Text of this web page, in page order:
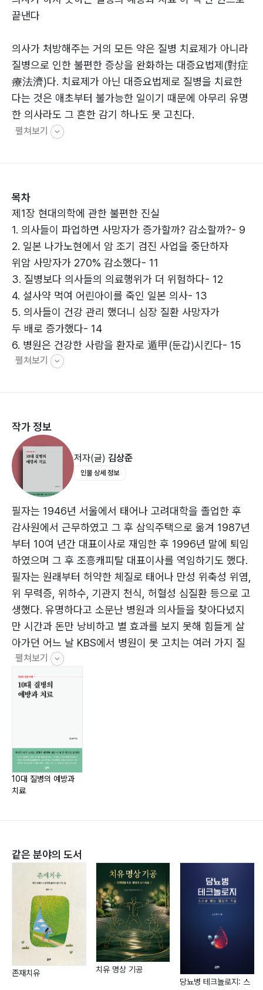
끝낸다
의사가 처방해주는 거의 모든 약은 질병 치료제가 아니라
질병으로 인한 불편한 증상을 완화하는 대증요법제(對症
療法濟)다. 치료제가 아닌 대증요법제로 질병을 치료한
다는 것은 애초부터 불가능한 일이기 때문에 아무리 유명
한 의사라도 그 흔한 감기 하나도 못 고친다.
펼쳐보기
목차
제1장 현대의학에 관한 불편한 진실
1. 의사들이 파업하면 사망자가 증가할까? 감소할까?- 9
2. ‌일본 나가노현에서 암 조기 검진 사업을 중단하자
위암 사망자가 270% 감소했다- 11
3. 질병보다 의사들의 의료행위가 더 위험하다- 12
4. 설사약 먹여 어린아이를 죽인 일본 의사- 13
5. ‌의사들이 건강 관리 했더니 심장 질환 사망자가
두 배로 증가했다- 14
6. 병원은 건강한 사람을 환자로 遁甲(둔갑)시킨다- 15
7. 많은 사람들을 죽인 의약품- 17
제2장 질병의 예방
1. 좋은 식습관을 유지하라- 33
2. 햇빛을 많이 받아라- 70
3. 운동은 가장 훌륭한 의사다- 88
제3장 10대 질병의 치료
1. 감기- 112
2. 암- 121
3. 고혈압- 147
4. 콜레스테롤- 157
5. 당뇨병- 167
6. 치매- 176
7. 불면증- 198
8. 스트레스- 208
9. 부정맥- 217
10. 위장병- 224
펼쳐보기
작가 정보
저자(글) 김상준
인물 상세 정보
필자는 1946년 서울에서 태어나 고려대학을 졸업한 후
감사원에서 근무하였고 그 후 삼익주택으로 옮겨 1987년
부터 10여 년간 대표이사로 재임한 후 1996년 말에 퇴임
하였으며 그 후 조흥캐피탈 대표이사를 역임하기도 했다.
필자는 원래부터 허약한 체질로 태어나 만성 위축성 위염,
위 무력증, 위하수, 기관지 천식, 허혈성 심질환 등으로 고
생했다. 유명하다고 소문난 병원과 의사들을 찾아다녔지
만 시간과 돈만 낭비하고 별 효과를 보지 못해 힘들게 살
아가던 어느 날 KBS에서 병원이 못 고치는 여러 가지 질
병을 고치는 유명한 침구사인 김남수(2020년 105세에
서거)옹을 소개하는 방송을 보고 크게 깨달은 바가 있어
필자도 침과 뜸을 공부하여 그토록 괴롭히던 모든 질병을
잘 정도로 심했는데 침으로 고쳤으며 파열된 무릎연골은
쑥뜸으로 완치시켰다. 본서는 제약회사로부터 연구비를
지원받지 않은 양심적인 의학자들이 쓴 연구보고서와 논
문들을 종합적으로 분석하고 정리하여 일반인 누구나가
펼쳐보기
10대 질병의 예방과
치료
같은 분야의 도서
존재치유
치유 명상 기공
당뇨병 테크놀로지: 스